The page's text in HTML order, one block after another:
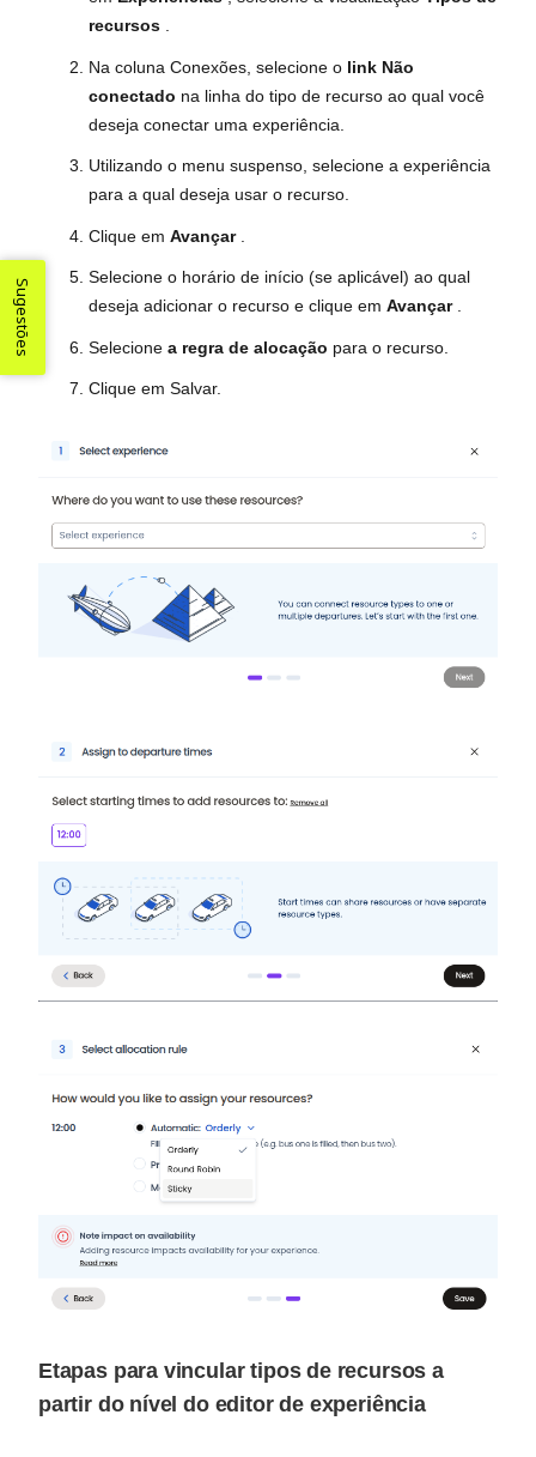
recursos .
Na coluna Conexões, selecione o link Não
conectado na linha do tipo de recurso ao qual você
deseja conectar uma experiência.
Utilizando o menu suspenso, selecione a experiência
para a qual deseja usar o recurso.
Clique em Avançar.
Selecione o horário de início (se aplicável) ao qual
deseja adicionar o recurso e clique em Avançar.
Selecione a regra de alocação para o recurso.
Clique em Salvar.
Etapas para vincular tipos de recursos a
partir do nível do editor de experiência
Sugestões